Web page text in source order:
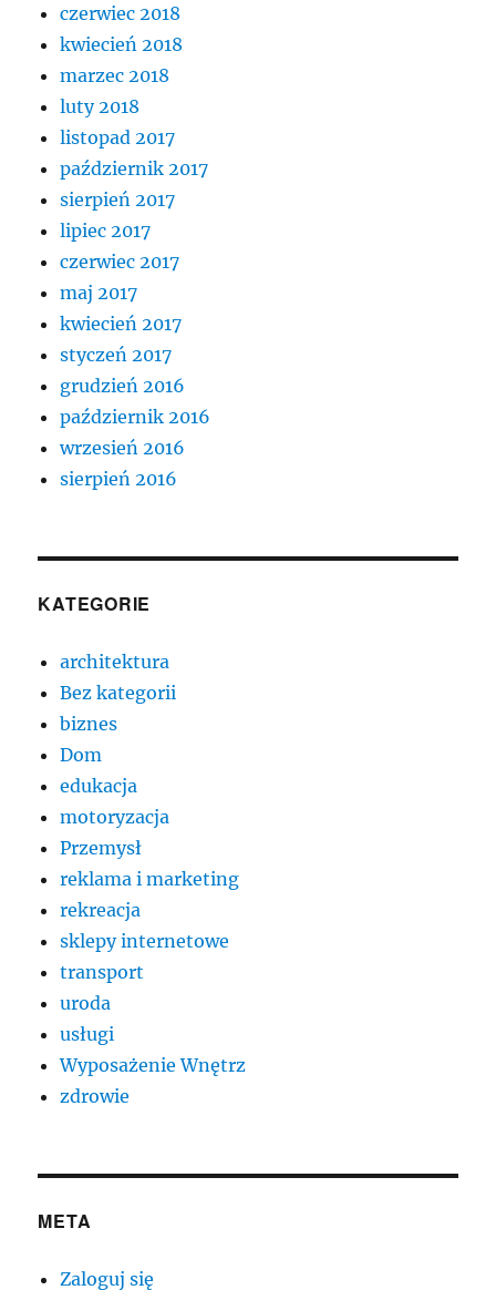
czerwiec 2018
kwiecień 2018
marzec 2018
luty 2018
listopad 2017
październik 2017
sierpień 2017
lipiec 2017
czerwiec 2017
maj 2017
kwiecień 2017
styczeń 2017
grudzień 2016
październik 2016
wrzesień 2016
sierpień 2016
KATEGORIE
architektura
Bez kategorii
biznes
Dom
edukacja
motoryzacja
Przemysł
reklama i marketing
rekreacja
sklepy internetowe
transport
uroda
usługi
Wyposażenie Wnętrz
zdrowie
META
Zaloguj się